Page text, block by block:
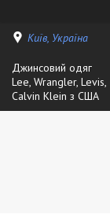
Київ, Україна
Джинсовий одяг
Lee, Wrangler, Levis,
Calvin Klein з США